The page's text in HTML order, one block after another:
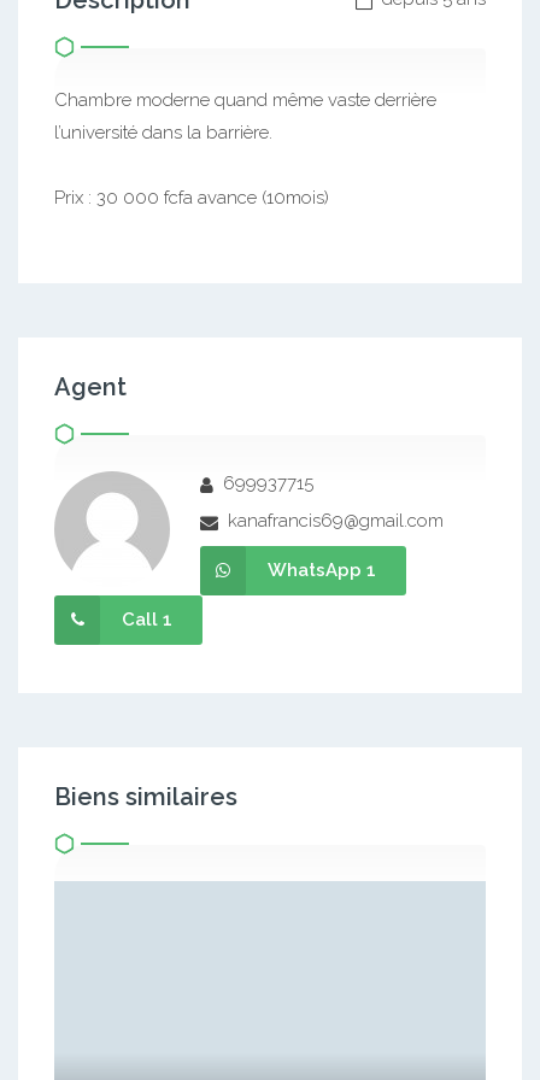
Chambre moderne quand même vaste derrière
l’université dans la barrière.
Prix : 30 000 fcfa avance (10mois)
Agent
699937715
kanafrancis69@gmail.com
WhatsApp 1
Call 1
Biens similaires